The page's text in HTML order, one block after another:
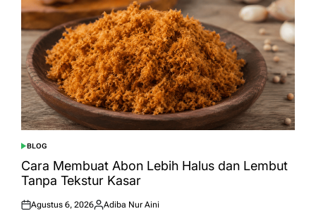
POSTED
IN
BLOG
Cara Membuat Abon Lebih Halus dan Lembut
Tanpa Tekstur Kasar
Posted
Agustus 6, 2026
Posted
Adiba Nur Aini